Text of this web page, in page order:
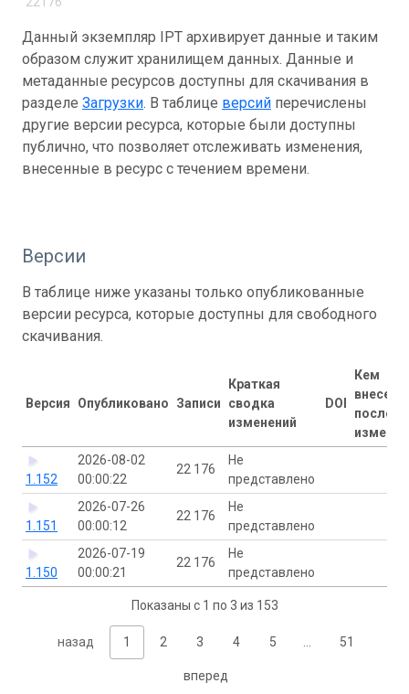
Данный экземпляр IPT архивирует данные и таким
образом служит хранилищем данных. Данные и
метаданные ресурсов доступны для скачивания в
разделе Загрузки. В таблице версий перечислены
другие версии ресурса, которые были доступны
публично, что позволяет отслеживать изменения,
внесенные в ресурс с течением времени.
Версии
В таблице ниже указаны только опубликованные
версии ресурса, которые доступны для свободного
скачивания.
Версия Опубликовано Записи
Краткая
сводка
изменений
DOI
Кем
внесены
1.152
2026-08-02
00:00:22
22 176
Не
представлено
1.151
2026-07-26
00:00:12
22 176
Не
представлено
1.150
2026-07-19
00:00:21
22 176
Не
представлено
Показаны с 1 по 3 из 153
назад 1 2 3 4 5 51
вперед